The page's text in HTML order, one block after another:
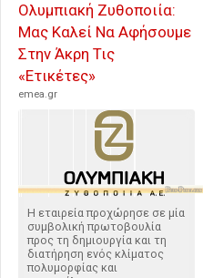
Ολυμπιακή Ζυθοποιία:
Μας Καλεί Να Αφήσουμε
Στην Άκρη Τις
«Ετικέτες»
emea.gr
Η εταιρεία προχώρησε σε μία
συμβολική πρωτοβουλία
προς τη δημιουργία και τη
διατήρηση ενός κλίματος
πολυμορφίας και